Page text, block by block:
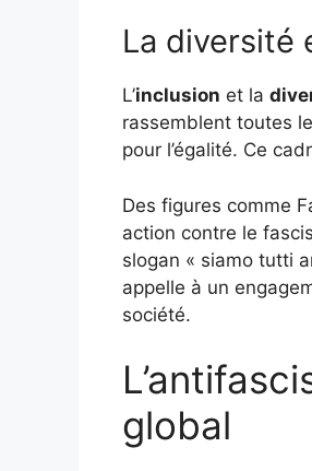
La diversité
L’inclusion et la
rassemblent toutes
pour l’égalité. Ce
Des figures comme
action contre le
slogan « siamo tutti
appelle à un
société.
global